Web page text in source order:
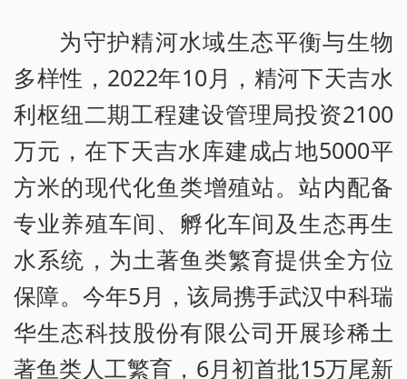
为守护精河水域生态平衡与生物
多样性，2022年10月，精河下天吉水
利枢纽二期工程建设管理局投资2100
万元，在下天吉水库建成占地5000平
方米的现代化鱼类增殖站。站内配备
专业养殖车间、孵化车间及生态再生
水系统，为土著鱼类繁育提供全方位
保障。今年5月，该局携手武汉中科瑞
华生态科技股份有限公司开展珍稀土
著鱼类人工繁育，6月初首批15万尾新